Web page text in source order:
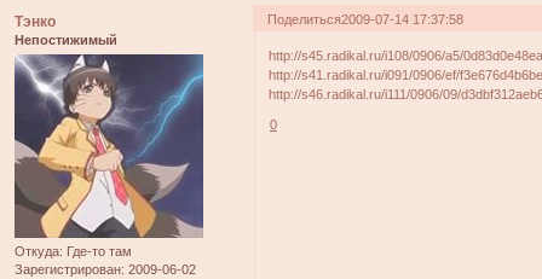
Поделиться2009-07-14 17:37:58
Тэнко
Непостижимый
Откуда: Где-то там
Зарегистрирован: 2009-06-02
http://s45.radikal.ru/i108/0906/a5/
http://s41.radikal.ru/i091/0906/ef/
http://s46.radikal.ru/i111/0906/09/
0